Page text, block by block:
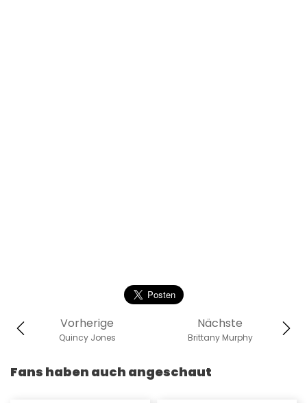
Nächste
Brittany Murphy
Vorherige
Quincy Jones
Fans haben auch angeschaut